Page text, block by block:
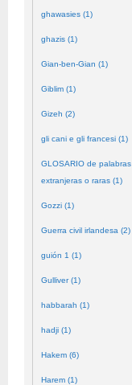
ghawasies (1)
ghazis (1)
Gian-ben-Gian (1)
Giblim (1)
Gizeh (2)
gli cani e gli francesi (1)
GLOSARIO de palabras
extranjeras o raras (1)
Gozzi (1)
Guerra civil irlandesa (2)
guión 1 (1)
Gulliver (1)
habbarah (1)
hadji (1)
Hakem (6)
Harem (1)